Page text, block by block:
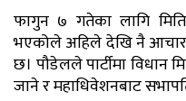
फागुन ७ गतेका लागि
भएकोले अहिले देखि नै
छ। पौडेलले पार्टीमा विधान
जाने र महाधिवेशनबाट